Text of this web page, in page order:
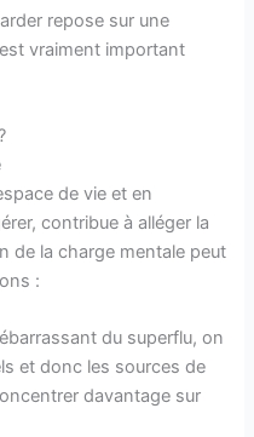
repose sur une
vraiment important
de vie et en
contribue à alléger la
de la charge mentale peut
:
du superflu, on
et donc les sources de
davantage sur